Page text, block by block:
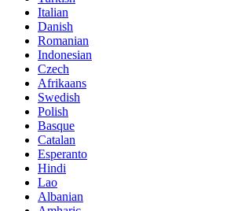
Italian
Danish
Romanian
Indonesian
Czech
Afrikaans
Swedish
Polish
Basque
Catalan
Esperanto
Hindi
Lao
Albanian